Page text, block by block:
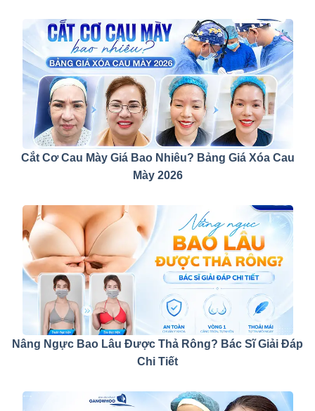
Cắt Cơ Cau Mày Giá Bao Nhiêu? Bảng Giá Xóa Cau
Mày 2026
Nâng Ngực Bao Lâu Được Thả Rông? Bác Sĩ Giải Đáp
Chi Tiết